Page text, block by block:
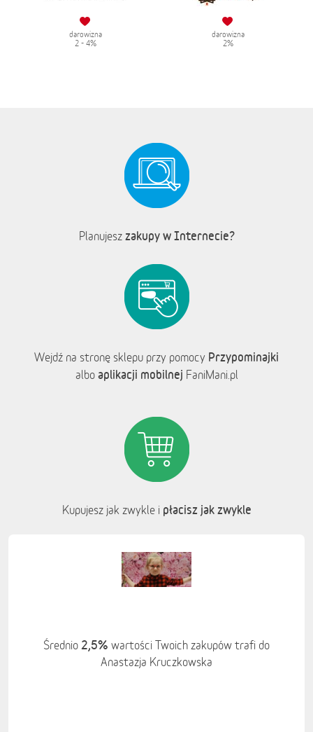
darowizna
2 - 4%
darowizna
2%
Planujesz zakupy w Internecie?
Wejdź na stronę sklepu przy pomocy Przypominajki
albo aplikacji mobilnej FaniMani.pl
Kupujesz jak zwykle i płacisz jak zwykle
Średnio 2,5% wartości Twoich zakupów trafi do
Anastazja Kruczkowska